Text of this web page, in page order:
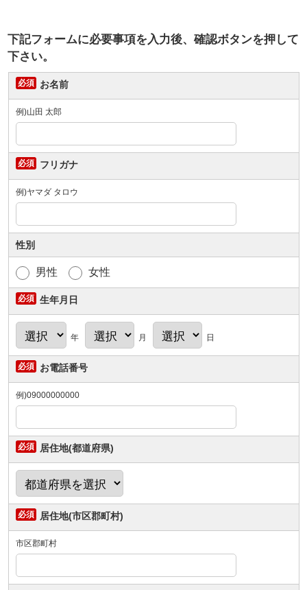
下記フォームに必要事項を入力後、確認ボタンを押して
下さい。
お名前
例)山田 太郎
フリガナ
例)ヤマダ タロウ
性別
男性 女性
生年月日
年 月 日
お電話番号
例)09000000000
居住地(都道府県)
居住地(市区郡町村)
市区郡町村